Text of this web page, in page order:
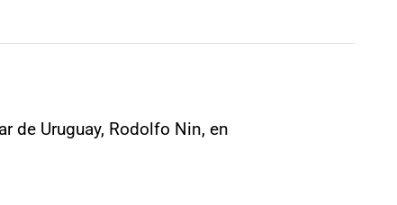
de Uruguay, Rodolfo Nin, en